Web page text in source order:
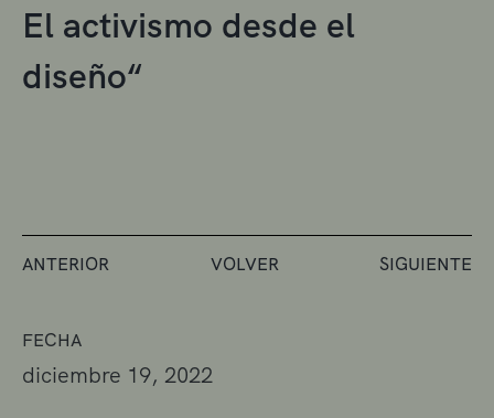
FECHA
diciembre 19, 2022
El activismo desde el
diseño“
ANTERIOR VOLVER SIGUIENTE